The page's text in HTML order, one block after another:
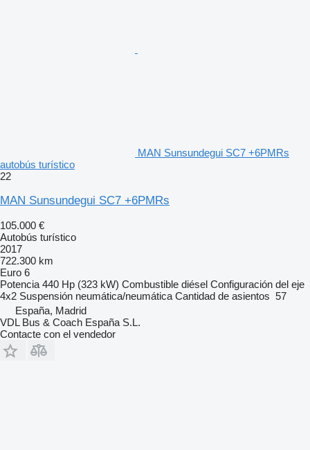
MAN Sunsundegui SC7 +6PMRs
autobús turístico
22
MAN Sunsundegui SC7 +6PMRs
105.000 €
Autobús turístico
2017
722.300 km
Euro 6
Potencia 440 Hp (323 kW) Combustible diésel Configuración del eje
4x2 Suspensión neumática/neumática Cantidad de asientos 57
España, Madrid
VDL Bus & Coach España S.L.
Contacte con el vendedor